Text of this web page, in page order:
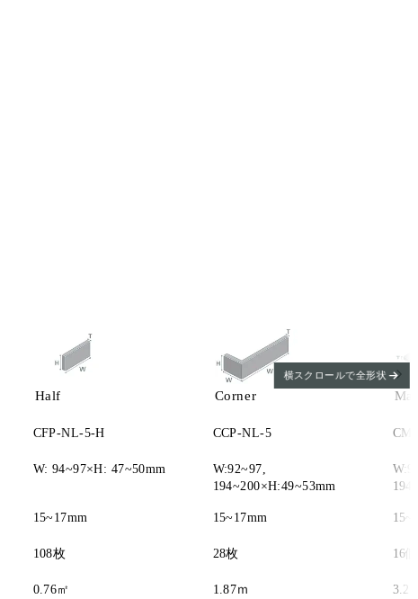
Half
CFP-NL-5-H
W: 94~97×H: 47~50mm
15~17mm
108枚
0.76㎡
Corner
CCP-NL-5
W:92~97,
194~200×H:49~53mm
15~17mm
28枚
1.87ｍ
16個
3.2
横スクロールで全形状